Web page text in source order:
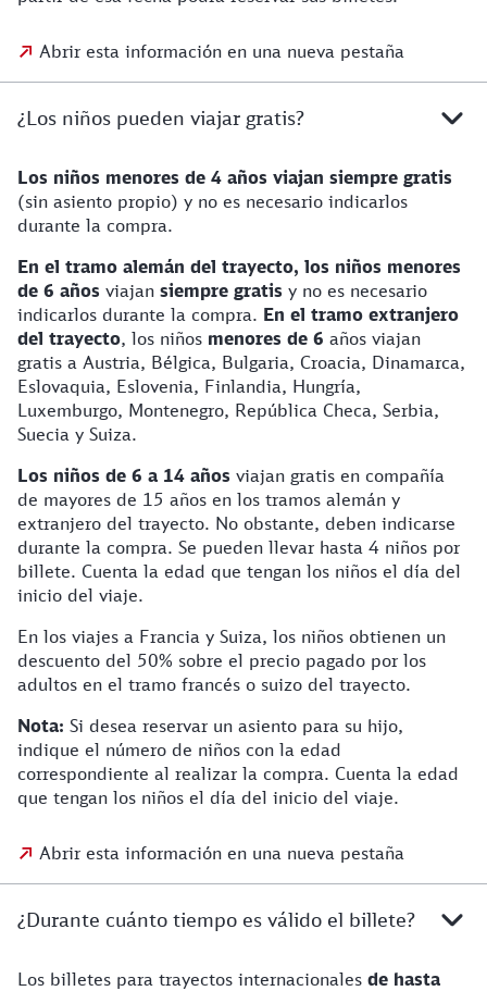
Abrir esta información en una nueva pestaña
¿Los niños pueden viajar gratis?
Los niños menores de 4 años viajan siempre gratis
(sin asiento propio) y no es necesario indicarlos
durante la compra.
En el tramo alemán del trayecto, los niños menores
de 6 años viajan siempre gratis y no es necesario
indicarlos durante la compra. En el tramo extranjero
del trayecto, los niños menores de 6 años viajan
gratis a Austria, Bélgica, Bulgaria, Croacia, Dinamarca,
Eslovaquia, Eslovenia, Finlandia, Hungría,
Luxemburgo, Montenegro, República Checa, Serbia,
Suecia y Suiza.
Los niños de 6 a 14 años viajan gratis en compañía
de mayores de 15 años en los tramos alemán y
extranjero del trayecto. No obstante, deben indicarse
durante la compra. Se pueden llevar hasta 4 niños por
billete. Cuenta la edad que tengan los niños el día del
inicio del viaje.
En los viajes a Francia y Suiza, los niños obtienen un
descuento del 50% sobre el precio pagado por los
adultos en el tramo francés o suizo del trayecto.
Nota: Si desea reservar un asiento para su hijo,
indique el número de niños con la edad
correspondiente al realizar la compra. Cuenta la edad
que tengan los niños el día del inicio del viaje.
Abrir esta información en una nueva pestaña
¿Durante cuánto tiempo es válido el billete?
Los billetes para trayectos internacionales de hasta